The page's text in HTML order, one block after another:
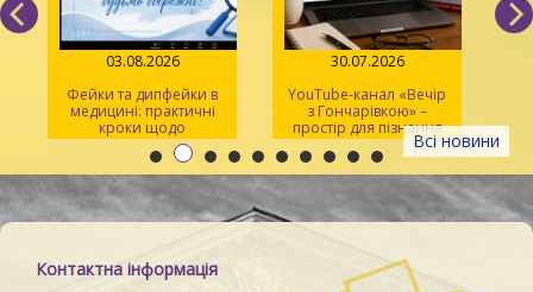
Всі новини
03.08.2026
Фейки та дипфейки в
медицині: практичні
кроки щодо
розпізнавання
30.07.2026
YouTube-канал «Вечір
з Гончарівкою» –
простір для пізнання
та натхнення
Контактна інформація